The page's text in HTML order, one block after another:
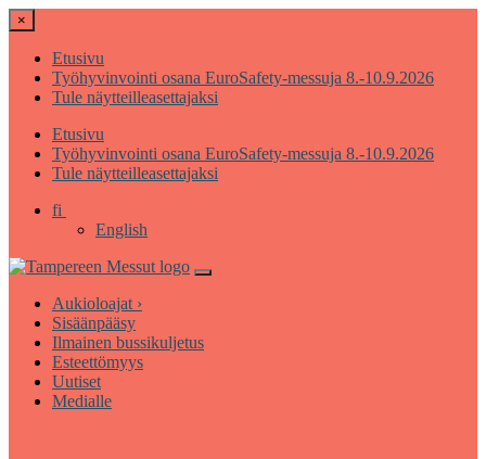
×
Etusivu
Työhyvinvointi osana EuroSafety-messuja 8.-10.9.2026
Tule näytteilleasettajaksi
Etusivu
Työhyvinvointi osana EuroSafety-messuja 8.-10.9.2026
Tule näytteilleasettajaksi
fi
English
Aukioloajat ›
Sisäänpääsy
Ilmainen bussikuljetus
Esteettömyys
Uutiset
Medialle